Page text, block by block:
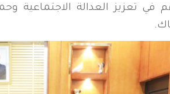
في تعزيز العدالة الاجتماعية